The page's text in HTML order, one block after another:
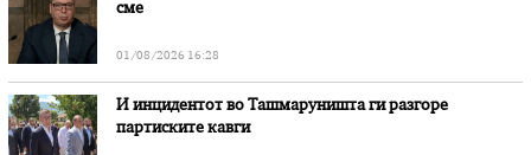
сме
01/08/2026 16:28
И инцидентот во Ташмаруништa ги разгоре
партиските кавги